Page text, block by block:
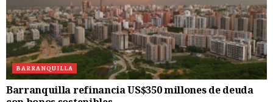
BARRANQUILLA
Barranquilla refinancia US$350 millones de deuda